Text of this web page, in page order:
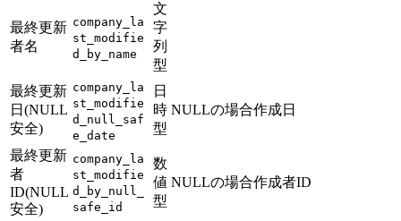
最終更新
者名
company_la
st_modifie
d_by_name
文
字
列
型
最終更新
日(NULL
安全)
company_la
st_modifie
d_null_saf
e_date
日
時
型
NULLの場合作成日
最終更新
者
ID(NULL
安全)
company_la
st_modifie
d_by_null_
safe_id
数
値
型
NULLの場合作成者ID